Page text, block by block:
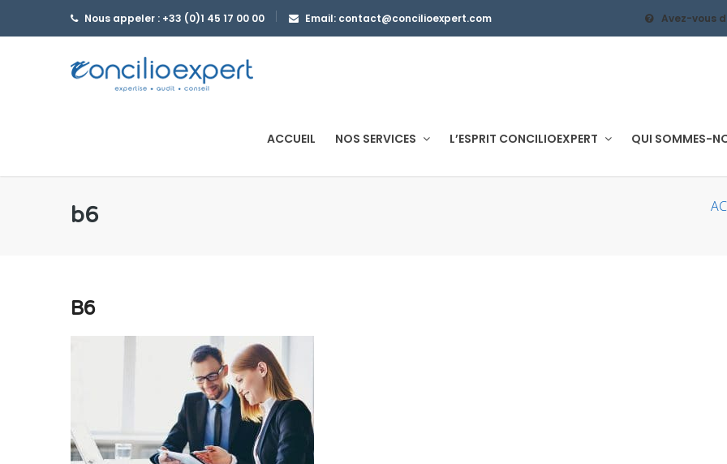
Nous appeler : +33 (0)1 45 17 00 00 Email: contact@concilioexpert.com Avez-vous
ACCUEIL NOS SERVICES L’ESPRIT CONCILIOEXPERT QUI SOMMES-
b6
B6